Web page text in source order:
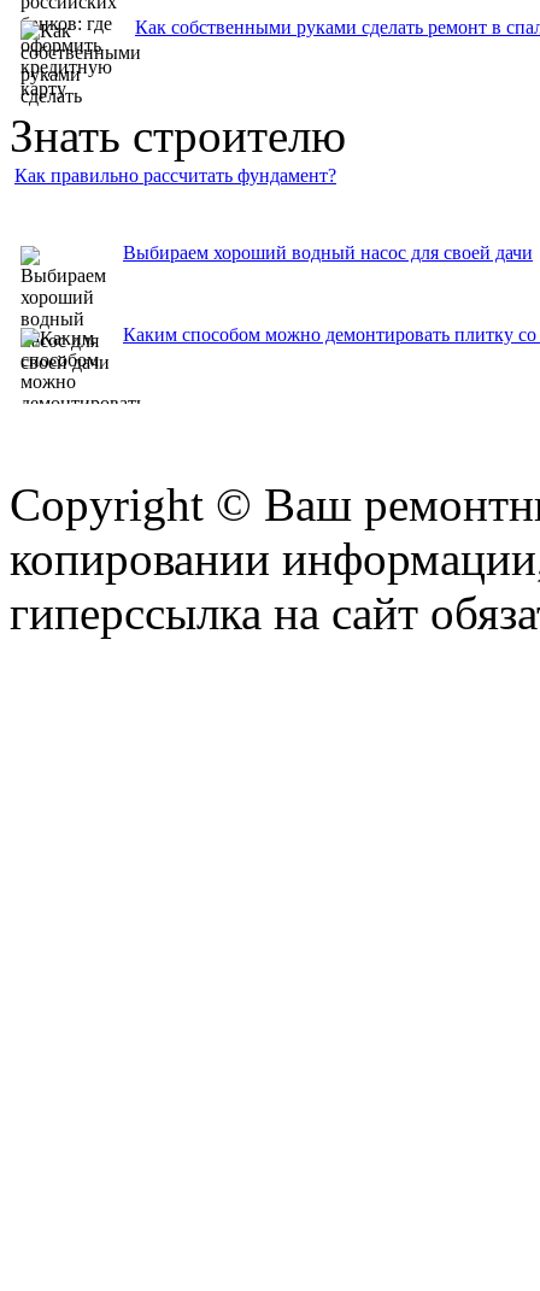
Как собственными руками сделать ремонт в
Знать строителю
Как правильно рассчитать фундамент?
Выбираем хороший водный насос для своей дачи
Каким способом можно демонтировать плитку
Copyright © Ваш
копировании
гиперссылка на сайт